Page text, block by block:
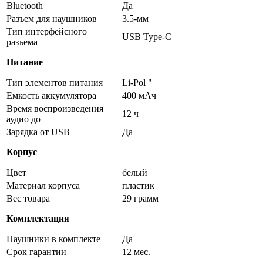
Bluetooth
Да
Разъем для наушников
3.5-мм
Тип интерфейсного
разъема
USB Type-C
Питание
Тип элементов питания
Li-Pol "
Емкость аккумулятора
400 мAч
Время воспроизведения
аудио до
12 ч
Зарядка от USB
Да
Корпус
Цвет
белый
Материал корпуса
пластик
Вес товара
29 грамм
Комплектация
Наушники в комплекте
Да
Срок гарантии
12 мес.